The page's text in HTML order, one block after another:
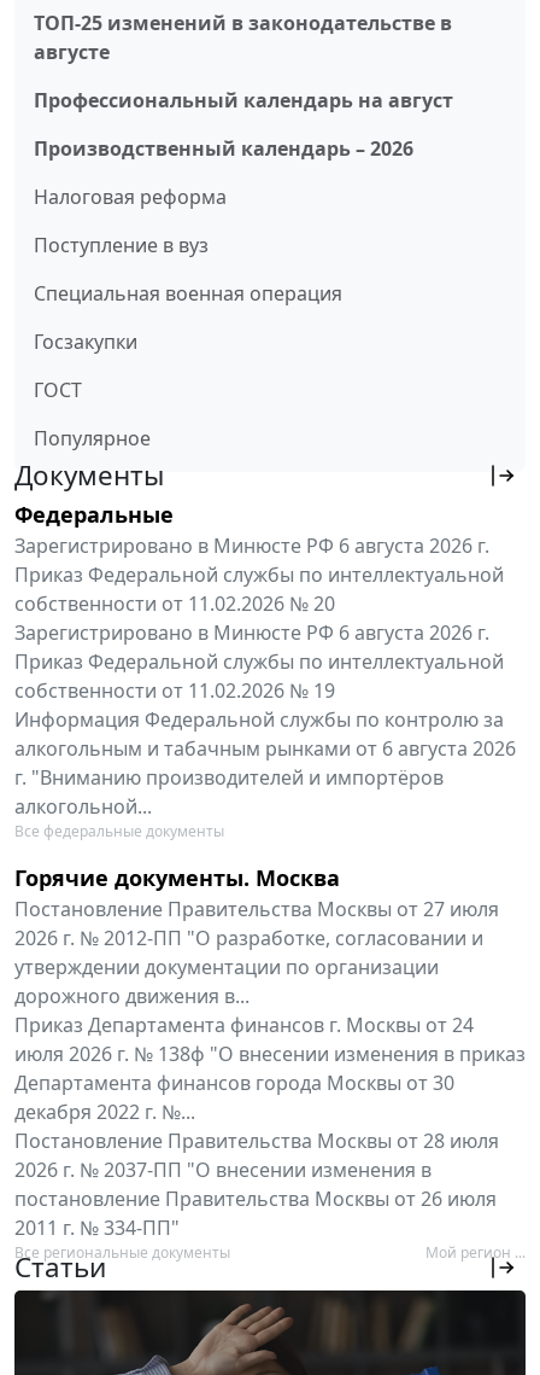
ТОП-25 изменений в законодательстве в
августе
Профессиональный календарь на август
Производственный календарь – 2026
Налоговая реформа
Поступление в вуз
Специальная военная операция
Госзакупки
ГОСТ
Популярное
Документы
Федеральные
Зарегистрировано в Минюсте РФ 6 августа 2026 г.
Приказ Федеральной службы по интеллектуальной
собственности от 11.02.2026 № 20
Зарегистрировано в Минюсте РФ 6 августа 2026 г.
Приказ Федеральной службы по интеллектуальной
собственности от 11.02.2026 № 19
Информация Федеральной службы по контролю за
алкогольным и табачным рынками от 6 августа 2026
г. "Вниманию производителей и импортёров
алкогольной...
Все федеральные документы
Горячие документы. Москва
Постановление Правительства Москвы от 27 июля
2026 г. № 2012-ПП "О разработке, согласовании и
утверждении документации по организации
дорожного движения в...
Приказ Департамента финансов г. Москвы от 24
июля 2026 г. № 138ф "О внесении изменения в приказ
Департамента финансов города Москвы от 30
декабря 2022 г. №...
Постановление Правительства Москвы от 28 июля
2026 г. № 2037-ПП "О внесении изменения в
постановление Правительства Москвы от 26 июля
2011 г. № 334-ПП"
Все региональные документы Мой регион ...
Статьи